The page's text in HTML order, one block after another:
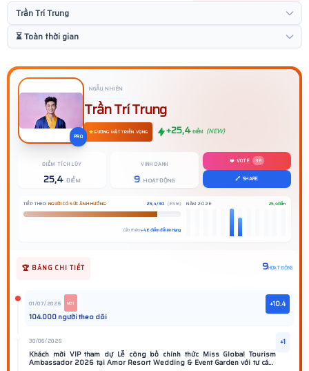
PRO
NGẪU NHIÊN
Trần Trí Trung
GƯƠNG MẶT TRIỂN VỌNG +25,4ĐIỂM (NEW)
ĐIỂM TÍCH LŨY
25,4 ĐIỂM
VINH DANH
9 HOẠT ĐỘNG
❤️ VOTE 38
🔗 SHARE
TIẾP THEO: NGƯỜI CÓ SỨC ẢNH HƯỞNG 25,4 / 30 (85%)
Cần thêm+4,6 điểm để lên Hạng
NĂM 2026 25,4 điểm
🏆 BẢNG CHI TIẾT 9HOẠT ĐỘNG
01/07/2026 MỚI
104.000 người theo dõi
+10.4
30/06/2026
Khách mời VIP tham dự Lễ công bố chính thức Miss Global Tourism
Ambassador 2026 tại Amor Resort Wedding & Event Garden với tư cách
+1